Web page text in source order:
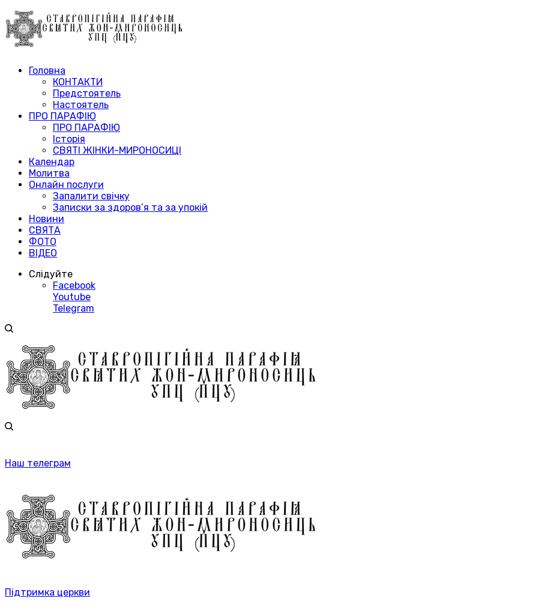
Головна
КОНТАКТИ
Предстоятель
Настоятель
ПРО ПАРАФІЮ
ПРО ПАРАФІЮ
Історія
СВЯТІ ЖІНКИ-МИРОНОСИЦІ
Календар
Молитва
Онлайн послуги
Запалити свічку
Записки за здоров’я та за упокій
Новини
СВЯТА
ФОТО
ВІДЕО
Слідуйте
Facebook
Youtube
Telegram
Наш телеграм
Підтримка церкви